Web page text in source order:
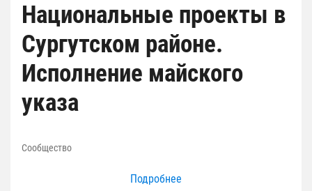
Национальные проекты в
Сургутском районе.
Исполнение майского
указа
Сообщество
Подробнее